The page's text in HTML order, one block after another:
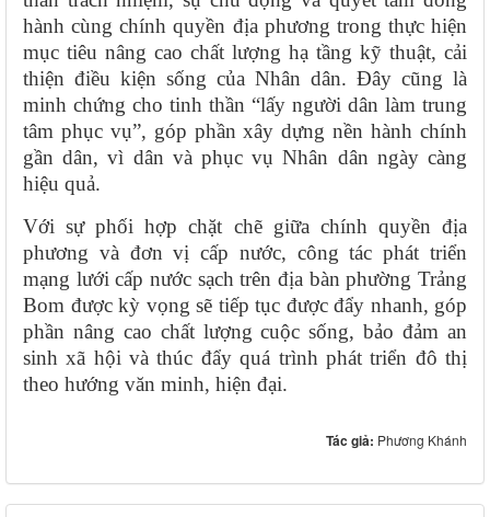
hành cùng chính quyền địa phương trong thực hiện
mục tiêu nâng cao chất lượng hạ tầng kỹ thuật, cải
thiện điều kiện sống của Nhân dân. Đây cũng là
minh chứng cho tinh thần “lấy người dân làm trung
tâm phục vụ”, góp phần xây dựng nền hành chính
gần dân, vì dân và phục vụ Nhân dân ngày càng
hiệu quả.
Với sự phối hợp chặt chẽ giữa chính quyền địa
phương và đơn vị cấp nước, công tác phát triển
mạng lưới cấp nước sạch trên địa bàn phường Trảng
Bom được kỳ vọng sẽ tiếp tục được đẩy nhanh, góp
phần nâng cao chất lượng cuộc sống, bảo đảm an
sinh xã hội và thúc đẩy quá trình phát triển đô thị
theo hướng văn minh, hiện đại.
Tác giả: Phương Khánh